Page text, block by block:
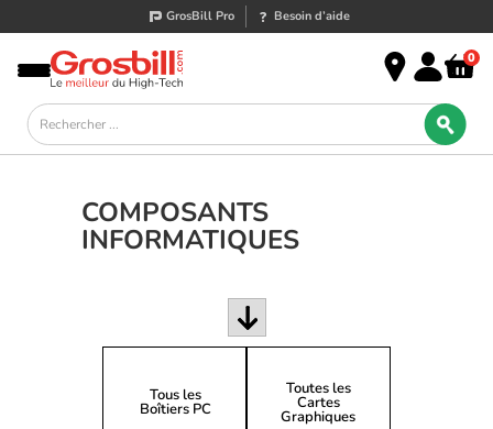
GrosBill Pro Besoin d’aide
0
COMPOSANTS
INFORMATIQUES
Tous les
Boîtiers PC
Toutes les
Cartes
Graphiques